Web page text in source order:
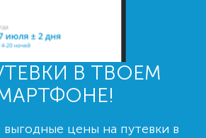
В ТВОЕМ
цены на путевки в